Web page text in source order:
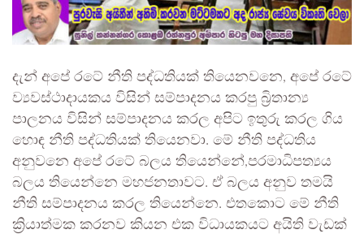
දැන් අපේ රටේ නීති පද්ධතියක් තියෙනවනෙ, අපේ රටේ
ව්‍යවස්ථාදායකය විසින් සම්පාදනය කරපු බ්‍රිතාන්‍ය
පාලනය විසින් සම්පාදනය කරල අපිට ඉතුරු කරල ගිය
හොඳ නීති පද්ධතියක් තියෙනවා. මේ නීති පද්ධතිය
අනුවනෙ අපේ රටේ බලය තියෙන්නේ,පරමාධිපත්‍යය
බලය තියෙන්නෙ මහජනතාවට. ඒ බලය අනුව තමයි
නීති සම්පාදනය කරල තියෙන්නෙ. එතකොට මේ නීති
ක්‍රියාත්මක කරනව කියන එක විධායකයට අයිති වැඩක්